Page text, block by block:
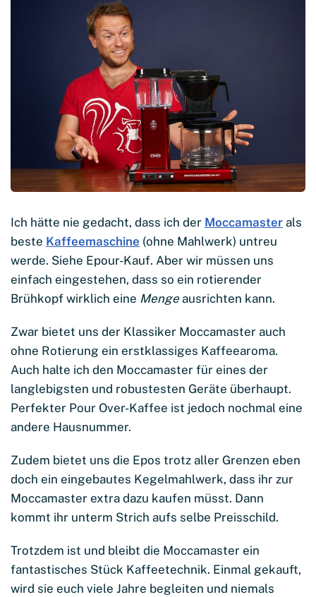
Ich hätte nie gedacht, dass ich der Moccamaster als
beste Kaffeemaschine (ohne Mahlwerk) untreu
werde. Siehe Epour-Kauf. Aber wir müssen uns
einfach eingestehen, dass so ein rotierender
Brühkopf wirklich eine Menge ausrichten kann.
Zwar bietet uns der Klassiker Moccamaster auch
ohne Rotierung ein erstklassiges Kaffeearoma.
Auch halte ich den Moccamaster für eines der
langlebigsten und robustesten Geräte überhaupt.
Perfekter Pour Over-Kaffee ist jedoch nochmal eine
andere Hausnummer.
Zudem bietet uns die Epos trotz aller Grenzen eben
doch ein eingebautes Kegelmahlwerk, dass ihr zur
Moccamaster extra dazu kaufen müsst. Dann
kommt ihr unterm Strich aufs selbe Preisschild.
Trotzdem ist und bleibt die Moccamaster ein
fantastisches Stück Kaffeetechnik. Einmal gekauft,
wird sie euch viele Jahre begleiten und niemals